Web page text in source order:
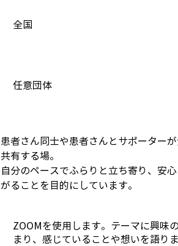
全国
任意団体
患者さん同士や患者さんとサポーター
共有する場。
自分のペースでふらりと立ち寄り、安
がることを目的にしています。
ZOOMを使用します。テーマに興味
まり、感じていることや想いを語りま